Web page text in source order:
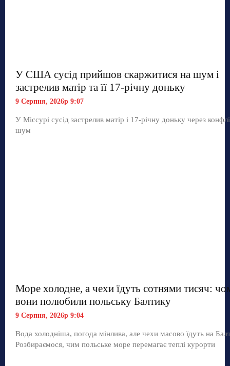
У США сусід прийшов скаржитися на шум і
застрелив матір та її 17-річну доньку
9 Серпня, 2026р 9:07
У Міссурі сусід застрелив матір і 17-річну доньку через
шум
Море холодне, а чехи їдуть сотнями тисяч:
вони полюбили польську Балтику
9 Серпня, 2026р 9:04
Вода холодніша, погода мінлива, але чехи масово їдуть на
Розбираємося, чим польське море перемагає теплі курорти